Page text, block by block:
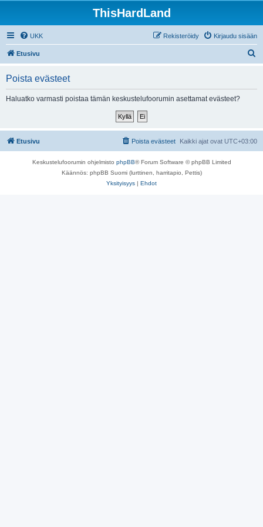
ThisHardLand
UKK Kirjaudu sisään
Rekisteröidy
Etusivu
Poista evästeet
Haluatko varmasti poistaa tämän keskustelufoorumin asettamat evästeet?
Etusivu Kaikki ajat ovat UTC+03:00
Poista evästeet
Keskustelufoorumin ohjelmisto phpBB® Forum Software © phpBB Limited
Käännös: phpBB Suomi (lurttinen, harritapio, Pettis)
Yksityisyys | Ehdot